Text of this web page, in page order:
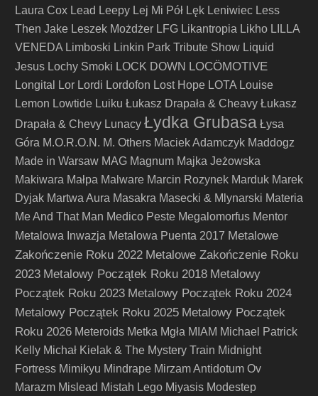
Laura Cox Lead Leepy Lej Mi Pół Lęk Leniwiec Less
Then Jake Leszek Możdżer LFG Likantropia Likho LILLA
VENEDA Limboski Linkin Park Tribute Show Liquid
Jesus Lochy Smoki LOCK DOWN LOCÖMOTIVE
Longital Lor Lordi Lordofon Lost Hope LOTA Louise
Lemon Lowtide Luiku Łukasz Drapała & Cheavy Łukasz
Drapała & Chevy Lunacy Łydka Grubasa Łysa
Góra M.O.R.O.N. M. Others Maciek Adamczyk Maddogz
Made in Warsaw MAG Magnum Majka Jeżowska
Makiwara Małpa Malware Marcin Rozynek Marduk Marek
Dyjak Martwa Aura Masakra Masecki & Mlynarski Materia
Me And That Man Medico Peste Megalomorfus Mentor
Metalowa Inwazja Metalowa Puenta 2017 Metalowe
Zakończenie Roku 2022 Metalowe Zakończenie Roku
2023 Metalowy Początek Roku 2018 Metalowy
Początek Roku 2023 Metalowy Początek Roku 2024
Metalowy Początek Roku 2025 Metalowy Początek
Roku 2026 Meteroids Metka Mgła MIAM Michael Patrick
Kelly Michał Kielak & The Mystery Train Midnight
Fortress Mimikyu Mindrape Mirzam Antidotum Ov
Marazm Mislead Mistah Lego Miyasis Modestep